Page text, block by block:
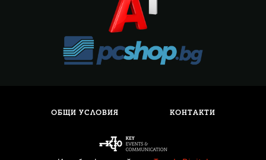
ОБЩИ УСЛОВИЯ КОНТАКТИ